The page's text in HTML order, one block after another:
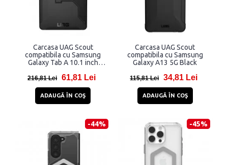
Carcasa UAG Scout
compatibila cu Samsung
Galaxy Tab A 10.1 inch
216,81 Lei 61,81 Lei
ADAUGĂ ÎN COŞ
Carcasa UAG Scout
compatibila cu Samsung
Galaxy A13 5G Black
115,81 Lei 34,81 Lei
ADAUGĂ ÎN COŞ
-44% -45%